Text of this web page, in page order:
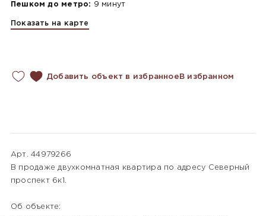
Пешком до метро: 9 минут
Показать на карте
Добавить объект в избранное В избранном
Арт. 44979266
В продаже двухкомнатная квартира по адресу Северный
проспект 6к1.
Об объекте: